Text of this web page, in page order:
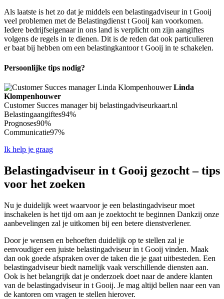
Als laatste is het zo dat je middels een belastingadviseur in t Gooij
veel problemen met de Belastingdienst t Gooij kan voorkomen.
Iedere bedrijfseigenaar in ons land is verplicht om zijn aangiftes
volgens de regels in te dienen. Dit is de reden dat ook particulieren
er baat bij hebben om een belastingkantoor t Gooij in te schakelen.
Persoonlijke tips nodig?
Linda
Klompenhouwer
Customer Succes manager bij belastingadviseurkaart.nl
Belastingaangiftes94%
Prognoses90%
Communicatie97%
Ik help je graag
Belastingadviseur in t Gooij gezocht – tips
voor het zoeken
Nu je duidelijk weet waarvoor je een belastingadviseur moet
inschakelen is het tijd om aan je zoektocht te beginnen Dankzij onze
aanbevelingen zal je uitkomen bij een betere dienstverlener.
Door je wensen en behoeften duidelijk op te stellen zal je
eenvoudiger een juiste belastingadviseur in t Gooij vinden. Maak
dan ook goede afspraken over de taken die je gaat uitbesteden. Een
belastingadviseur biedt namelijk vaak verschillende diensten aan.
Ook is het belangrijk dat je onderzoek doet naar de andere klanten
van de belastingadviseur in t Gooij. Je mag altijd bellen naar een van
de kantoren om vragen te stellen hierover.